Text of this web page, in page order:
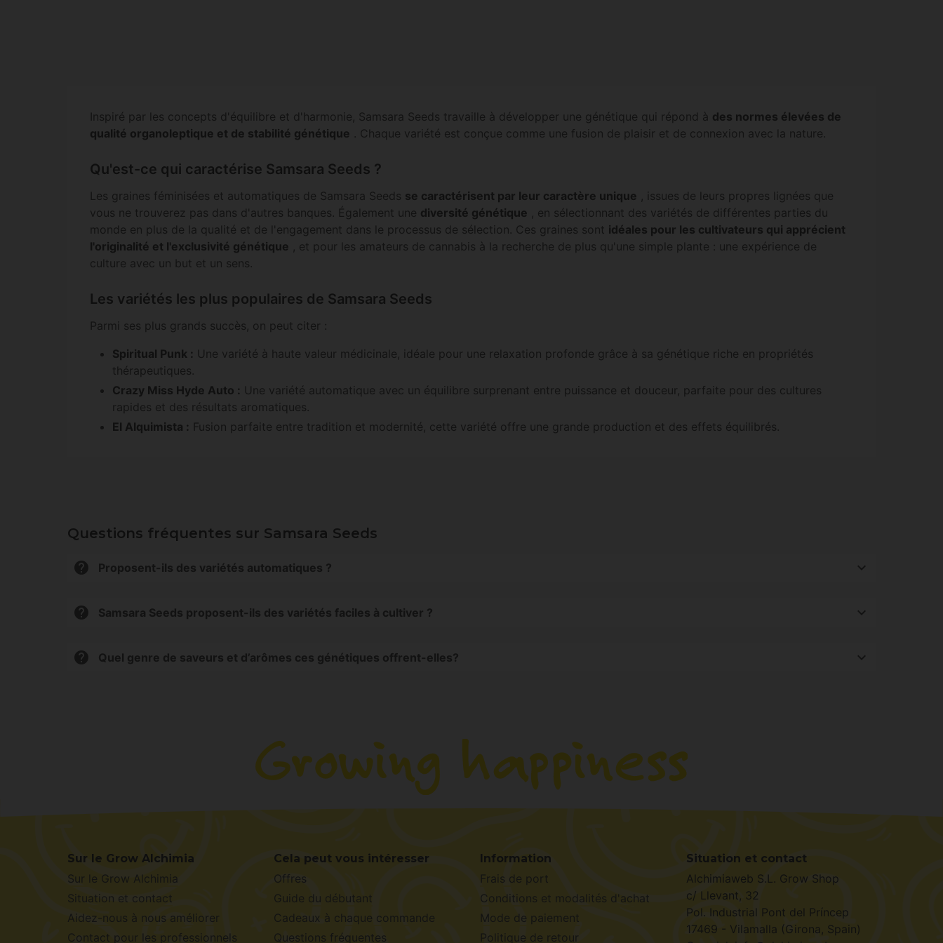
Inspiré par les concepts d'équilibre et d'harmonie, Samsara Seeds travaille à développer une génétique qui répond à des normes élevées de
qualité organoleptique et de stabilité génétique . Chaque variété est conçue comme une fusion de plaisir et de connexion avec la nature.
Qu'est-ce qui caractérise Samsara Seeds ?
Les graines féminisées et automatiques de Samsara Seeds se caractérisent par leur caractère unique , issues de leurs propres lignées que
vous ne trouverez pas dans d'autres banques. Également une diversité génétique , en sélectionnant des variétés de différentes parties du
monde en plus de la qualité et de l'engagement dans le processus de sélection. Ces graines sont idéales pour les cultivateurs qui apprécient
l'originalité et l'exclusivité génétique , et pour les amateurs de cannabis à la recherche de plus qu'une simple plante : une expérience de
culture avec un but et un sens.
Les variétés les plus populaires de Samsara Seeds
Parmi ses plus grands succès, on peut citer :
Spiritual Punk : Une variété à haute valeur médicinale, idéale pour une relaxation profonde grâce à sa génétique riche en propriétés
thérapeutiques.
Crazy Miss Hyde Auto : Une variété automatique avec un équilibre surprenant entre puissance et douceur, parfaite pour des cultures
rapides et des résultats aromatiques.
El Alquimista : Fusion parfaite entre tradition et modernité, cette variété offre une grande production et des effets équilibrés.
Questions fréquentes sur Samsara Seeds
Proposent-ils des variétés automatiques ?
aromatiques.
Samsara Seeds proposent-ils des variétés faciles à cultiver ?
Quel genre de saveurs et d’arômes ces génétiques offrent-elles?
Sur le Grow Alchimia
Sur le Grow Alchimia
Situation et contact
Aidez-nous à nous améliorer
Contact pour les professionnels
Cela peut vous intéresser
Offres
Guide du débutant
Cadeaux à chaque commande
Questions fréquentes
Information
Frais de port
Conditions et modalités d'achat
Mode de paiement
Politique de retour
Situation et contact
Alchimiaweb S.L. Grow Shop
c/ Llevant, 32
Pol. Industrial Pont del Príncep
17469 - Vilamalla (Girona, Spain)